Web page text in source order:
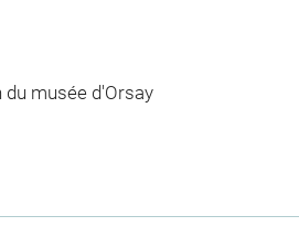
musée d'Orsay